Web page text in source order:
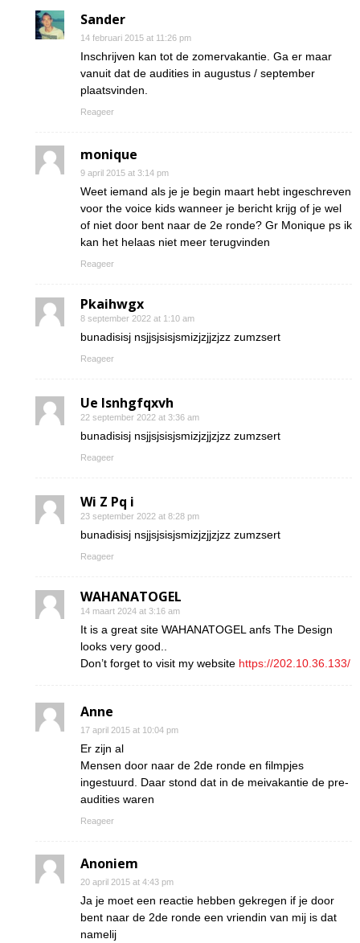
Sander
14 februari 2015 at 11:26 pm
Inschrijven kan tot de zomervakantie. Ga er maar
vanuit dat de audities in augustus / september
plaatsvinden.
Reageer
monique
9 april 2015 at 3:14 pm
Weet iemand als je je begin maart hebt ingeschreven
voor the voice kids wanneer je bericht krijg of je wel
of niet door bent naar de 2e ronde? Gr Monique ps ik
kan het helaas niet meer terugvinden
Reageer
Pkaihwgx
8 september 2022 at 1:10 am
bunadisisj nsjjsjsisjsmizjzjjzjzz zumzsert
Reageer
Ue lsnhgfqxvh
22 september 2022 at 3:36 am
bunadisisj nsjjsjsisjsmizjzjjzjzz zumzsert
Reageer
Wi Z Pq i
23 september 2022 at 8:28 pm
bunadisisj nsjjsjsisjsmizjzjjzjzz zumzsert
Reageer
WAHANATOGEL
14 maart 2024 at 3:16 am
It is a great site WAHANATOGEL anfs The Design
looks very good..
Don’t forget to visit my website https://202.10.36.133/
Anne
17 april 2015 at 10:04 pm
Er zijn al
Mensen door naar de 2de ronde en filmpjes
ingestuurd. Daar stond dat in de meivakantie de pre-
audities waren
Reageer
Anoniem
20 april 2015 at 4:43 pm
Ja je moet een reactie hebben gekregen if je door
bent naar de 2de ronde een vriendin van mij is dat
namelij